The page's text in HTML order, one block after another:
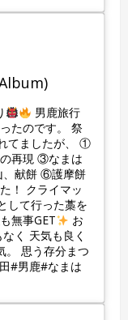
男鹿旅行
たのです。 祭
てましたが、 ①
再現 ③なまは
献餅 ⑥護摩餅
！ クライマッ
して行った藁を
無事GET
お
く 天気も良く
。 思う存分まつ
#男鹿#なまは